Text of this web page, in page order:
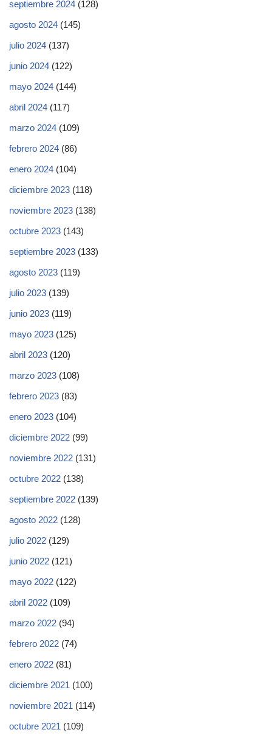
septiembre 2024 (128)
agosto 2024 (145)
julio 2024 (137)
junio 2024 (122)
mayo 2024 (144)
abril 2024 (117)
marzo 2024 (109)
febrero 2024 (86)
enero 2024 (104)
diciembre 2023 (118)
noviembre 2023 (138)
octubre 2023 (143)
septiembre 2023 (133)
agosto 2023 (119)
julio 2023 (139)
junio 2023 (119)
mayo 2023 (125)
abril 2023 (120)
marzo 2023 (108)
febrero 2023 (83)
enero 2023 (104)
diciembre 2022 (99)
noviembre 2022 (131)
octubre 2022 (138)
septiembre 2022 (139)
agosto 2022 (128)
julio 2022 (129)
junio 2022 (121)
mayo 2022 (122)
abril 2022 (109)
marzo 2022 (94)
febrero 2022 (74)
enero 2022 (81)
diciembre 2021 (100)
noviembre 2021 (114)
octubre 2021 (109)